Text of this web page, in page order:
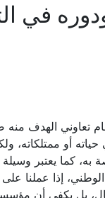
في
تعاوني الهدف منه
أو ممتلكاته،
به، كما يعتبر
إذا عملنا
بل يكفي أن